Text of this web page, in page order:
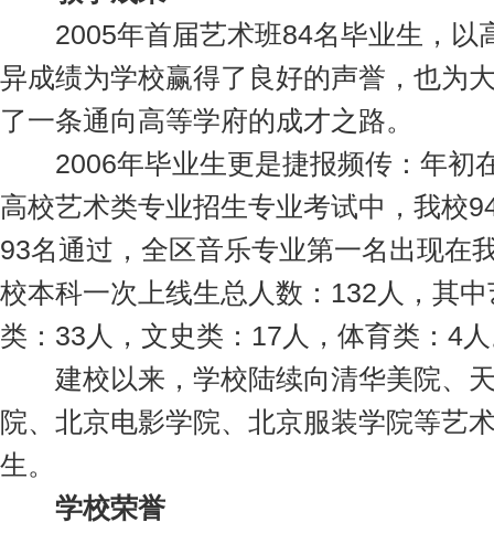
2005年首届艺术班84名毕业生，以
异成绩为学校赢得了良好的声誉，也为
了一条通向高等学府的成才之路。
2006年毕业生更是捷报频传：年初
高校艺术类专业招生专业考试中，我校
93名通过，全区音乐专业第一名出现在
校本科一次上线生总人数：132人，其
类：33人，文史类：17人，体育类：4
建校以来，学校陆续向清华美院、天
院、北京电影学院、北京服装学院等艺
生。
学校荣誉